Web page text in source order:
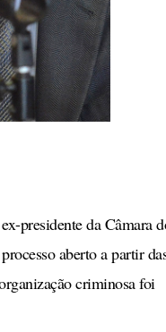
presidente da Câmara
aberto a partir
criminosa foi